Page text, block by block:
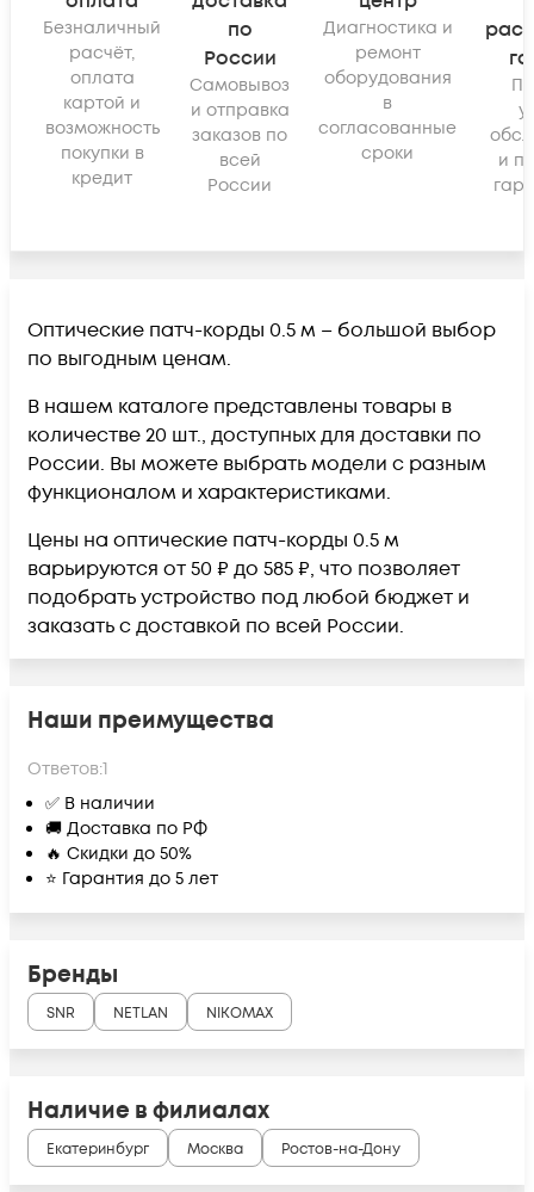
Безналичный
расчёт,
оплата
картой и
возможность
покупки в
кредит
по
России
Самовывоз
и отправка
заказов по
всей
России
Диагностика и
ремонт
оборудования
в
согласованные
сроки
и
Оптические патч-корды 0.5 м – большой выбор
по выгодным ценам.
В нашем каталоге представлены товары в
количестве 20 шт., доступных для доставки по
России. Вы можете выбрать модели с разным
функционалом и характеристиками.
Цены на оптические патч-корды 0.5 м
варьируются от 50 ₽ до 585 ₽, что позволяет
подобрать устройство под любой бюджет и
заказать с доставкой по всей России.
Наши преимущества
Ответов:1
✅ В наличии
🚚 Доставка по РФ
🔥 Скидки до 50%
⭐ Гарантия до 5 лет
Бренды
SNR NETLAN NIKOMAX
Наличие в филиалах
Екатеринбург Москва Ростов-на-Дону